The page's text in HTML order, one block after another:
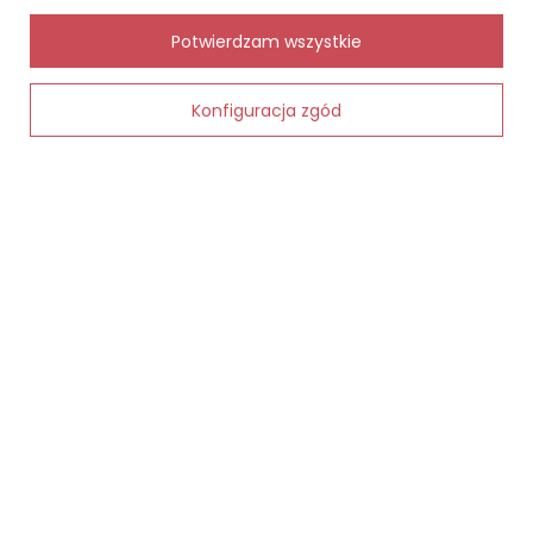
Dodaj do koszyka
Status zamówienia
Śledzenie przesyłki
Chcę zareklamować produkt
Chcę zwrócić produkt
Konfiguracja zgód
Potwierdzam wszystkie